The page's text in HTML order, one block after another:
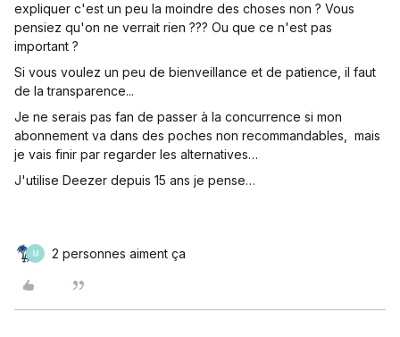
expliquer c'est un peu la moindre des choses non ? Vous
pensiez qu'on ne verrait rien ??? Ou que ce n'est pas
important ?
Si vous voulez un peu de bienveillance et de patience, il faut
de la transparence...
Je ne serais pas fan de passer à la concurrence si mon
abonnement va dans des poches non recommandables, mais
je vais finir par regarder les alternatives…
J'utilise Deezer depuis 15 ans je pense…
M 2 personnes aiment ça